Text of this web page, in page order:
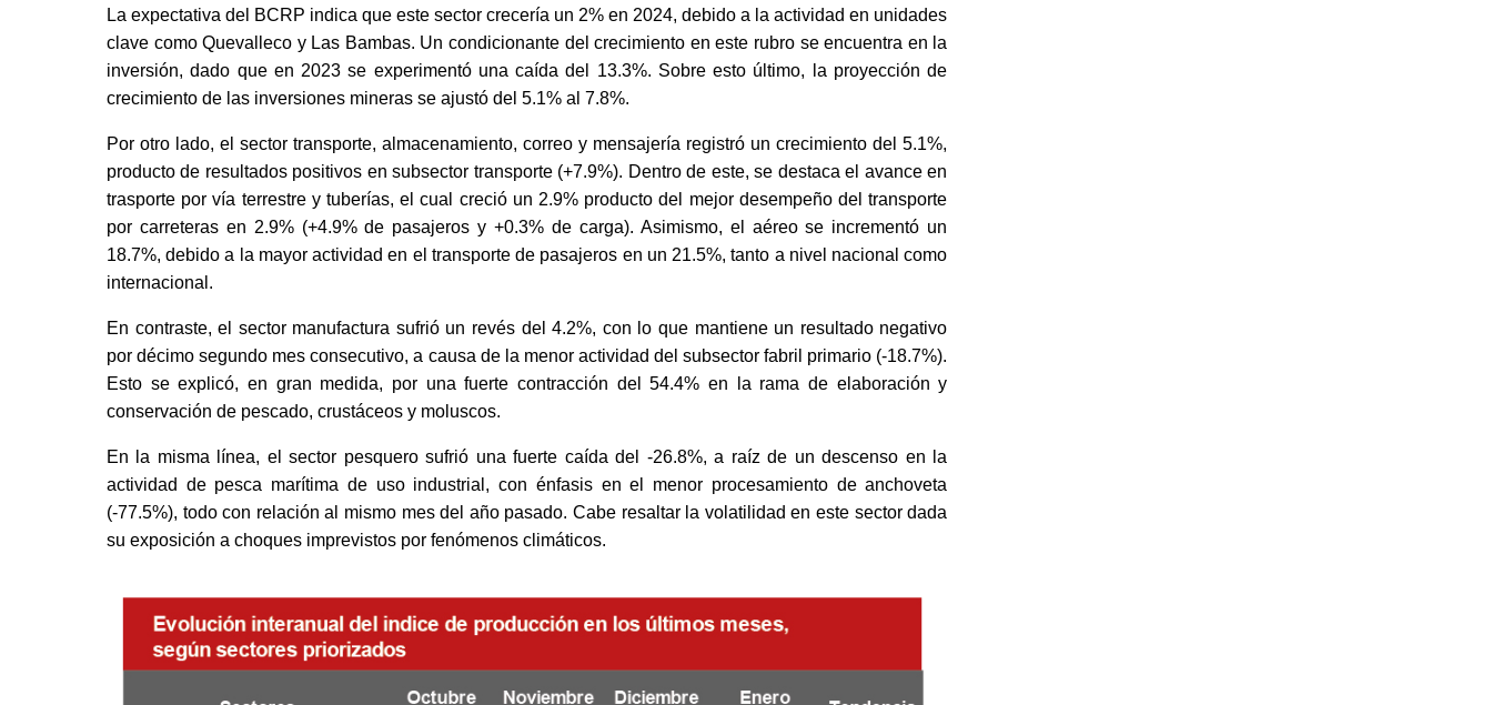
La expectativa del BCRP indica que este sector crecería un 2% en 2024, debido a la actividad en unidades
clave como Quevalleco y Las Bambas. Un condicionante del crecimiento en este rubro se encuentra en la
inversión, dado que en 2023 se experimentó una caída del 13.3%. Sobre esto último, la proyección de
crecimiento de las inversiones mineras se ajustó del 5.1% al 7.8%.
Por otro lado, el sector transporte, almacenamiento, correo y mensajería registró un crecimiento del 5.1%,
producto de resultados positivos en subsector transporte (+7.9%). Dentro de este, se destaca el avance en
trasporte por vía terrestre y tuberías, el cual creció un 2.9% producto del mejor desempeño del transporte
por carreteras en 2.9% (+4.9% de pasajeros y +0.3% de carga). Asimismo, el aéreo se incrementó un
18.7%, debido a la mayor actividad en el transporte de pasajeros en un 21.5%, tanto a nivel nacional como
internacional.
En contraste, el sector manufactura sufrió un revés del 4.2%, con lo que mantiene un resultado negativo
por décimo segundo mes consecutivo, a causa de la menor actividad del subsector fabril primario (-18.7%).
Esto se explicó, en gran medida, por una fuerte contracción del 54.4% en la rama de elaboración y
conservación de pescado, crustáceos y moluscos.
En la misma línea, el sector pesquero sufrió una fuerte caída del -26.8%, a raíz de un descenso en la
actividad de pesca marítima de uso industrial, con énfasis en el menor procesamiento de anchoveta
(-77.5%), todo con relación al mismo mes del año pasado. Cabe resaltar la volatilidad en este sector dada
su exposición a choques imprevistos por fenómenos climáticos.